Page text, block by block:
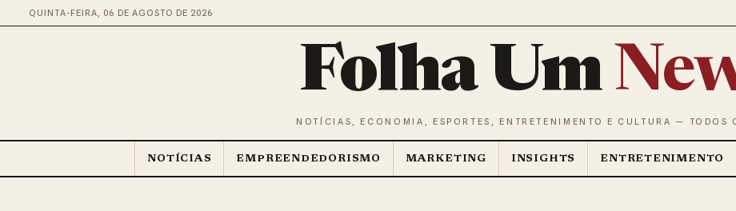
QUINTA-FEIRA, 06 DE AGOSTO DE 2026
Folha Um
NOTÍCIAS, ECONOMIA, ESPORTES, ENTRETENIMENTO E CULTURA — TODOS
NOTÍCIAS EMPREENDEDORISMO MARKETING INSIGHTS ENTRETENIMENTO